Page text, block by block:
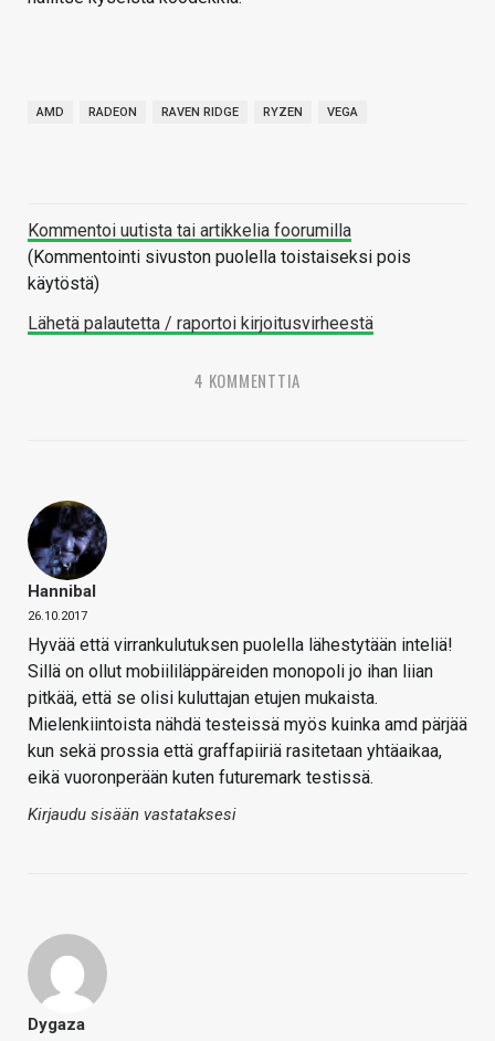
AMD RADEON RAVEN RIDGE RYZEN VEGA
Kommentoi uutista tai artikkelia foorumilla
(Kommentointi sivuston puolella toistaiseksi pois
käytöstä)
Lähetä palautetta / raportoi kirjoitusvirheestä
4 KOMMENTTIA
Hannibal
26.10.2017
Hyvää että virrankulutuksen puolella lähestytään inteliä!
Sillä on ollut mobiililäppäreiden monopoli jo ihan liian
pitkää, että se olisi kuluttajan etujen mukaista.
Mielenkiintoista nähdä testeissä myös kuinka amd pärjää
kun sekä prossia että graffapiiriä rasitetaan yhtäaikaa,
eikä vuoronperään kuten futuremark testissä.
Kirjaudu sisään vastataksesi
Dygaza